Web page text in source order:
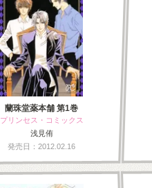
蘭珠堂薬本舗 第1巻
プリンセス・コミックス
浅見侑
発売日：2012.02.16